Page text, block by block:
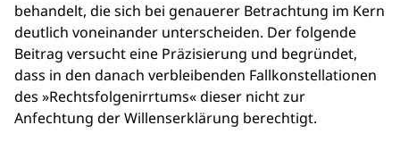
behandelt, die sich bei genauerer Betrachtung im Kern
deutlich voneinander unterscheiden. Der folgende
Beitrag versucht eine Präzisierung und begründet,
dass in den danach verbleibenden Fallkonstellationen
des »Rechtsfolgenirrtums« dieser nicht zur
Anfechtung der Willenserklärung berechtigt.